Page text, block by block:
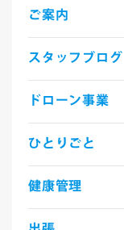
ご案内
スタッフブログ
ドローン事業
ひとりごと
健康管理